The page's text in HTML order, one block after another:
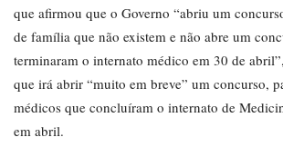
que afirmou que o Governo “abriu um
de família que não existem e não abre um
terminaram o internato médico em 30 de
que irá abrir “muito em breve” um concurso,
médicos que concluíram o internato de
em abril.